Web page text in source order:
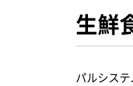
生鮮
パルシス